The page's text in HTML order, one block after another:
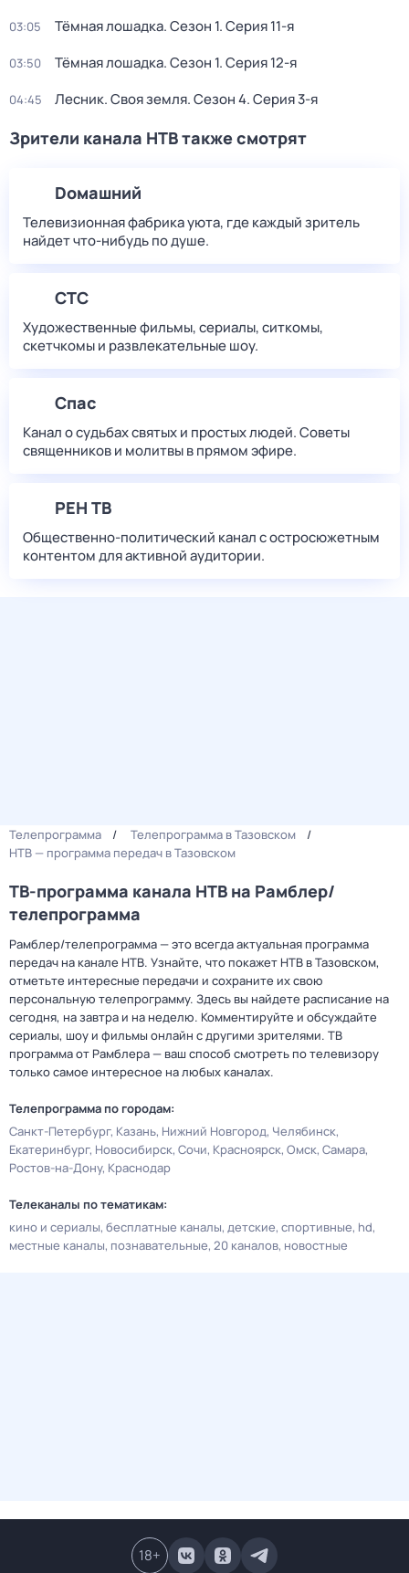
03:05 Тёмная лошадка. Сезон 1. Серия 11-я
03:50 Тёмная лошадка. Сезон 1. Серия 12-я
04:45 Лесник. Своя земля. Сезон 4. Серия 3-я
Зрители канала НТВ также смотрят
Dомашний
Телевизионная фабрика уюта, где каждый зритель
найдет что‑нибудь по душе.
СТС
Художественные фильмы, сериалы, ситкомы,
скетчкомы и развлекательные шоу.
Спас
Канал о судьбах святых и простых людей. Советы
священников и молитвы в прямом эфире.
РЕН ТВ
Общественно-политический канал с остросюжетным
контентом для активной аудитории.
Телепрограмма
Телепрограмма в Тазовском
НТВ — программа передач в Тазовском
ТВ-программа канала НТВ на Рамблер/
телепрограмма
Рамблер/телепрограмма — это всегда актуальная программа
передач на канале НТВ. Узнайте, что покажет НТВ в Тазовском,
отметьте интересные передачи и сохраните их свою
персональную телепрограмму. Здесь вы найдете расписание на
сегодня, на завтра и на неделю. Комментируйте и обсуждайте
сериалы, шоу и фильмы онлайн с другими зрителями. ТВ
программа от Рамблера — ваш способ смотреть по телевизору
только самое интересное на любых каналах.
Телепрограмма по городам:
Санкт-Петербург Казань Нижний Новгород Челябинск
Екатеринбург Новосибирск Сочи Красноярск Омск Самара
Ростов-на-Дону Краснодар
Телеканалы по тематикам:
кино и сериалы бесплатные каналы детские спортивные hd
местные каналы познавательные 20 каналов новостные
18+